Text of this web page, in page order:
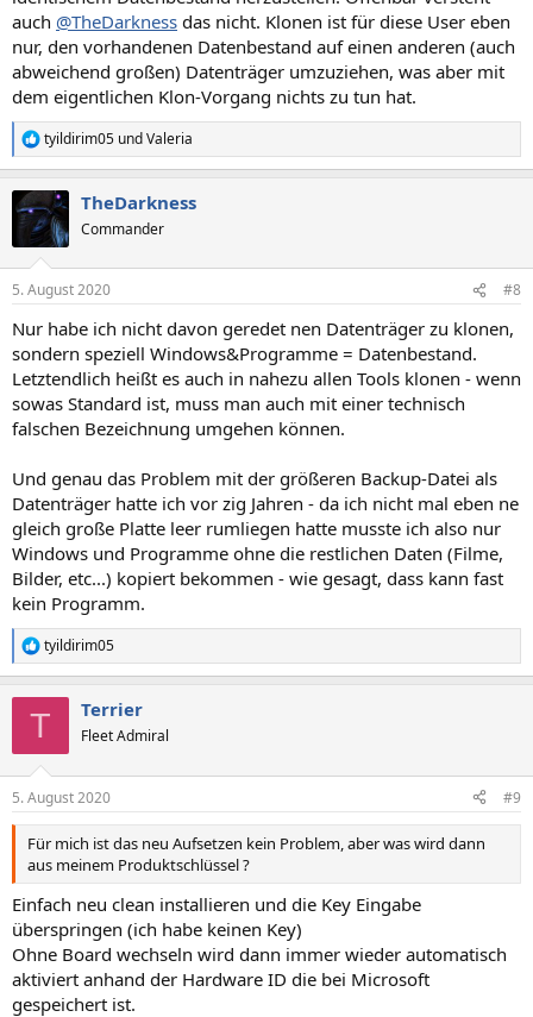
auch @TheDarkness das nicht. Klonen ist für diese User eben
nur, den vorhandenen Datenbestand auf einen anderen (auch
abweichend großen) Datenträger umzuziehen, was aber mit
dem eigentlichen Klon-Vorgang nichts zu tun hat.
R
e
k
t
e
:
tyildirim05 undValeria
TheDarkness
Commander
5. August 2020 #8
Nur habe ich nicht davon geredet nen Datenträger zu klonen,
sondern speziell Windows&Programme = Datenbestand.
Letztendlich heißt es auch in nahezu allen Tools klonen - wenn
sowas Standard ist, muss man auch mit einer technisch
falschen Bezeichnung umgehen können.
Und genau das Problem mit der größeren Backup-Datei als
Datenträger hatte ich vor zig Jahren - da ich nicht mal eben ne
gleich große Platte leer rumliegen hatte musste ich also nur
Windows und Programme ohne die restlichen Daten (Filme,
Bilder, etc...) kopiert bekommen - wie gesagt, dass kann fast
kein Programm.
R
e
e
n
tyildirim05
T Terrier
Fleet Admiral
5. August 2020 #9
Für mich ist das neu Aufsetzen kein Problem, aber was wird dann
aus meinem Produktschlüssel ?
Einfach neu clean installieren und die Key Eingabe
überspringen (ich habe keinen Key)
Ohne Board wechseln wird dann immer wieder automatisch
aktiviert anhand der Hardware ID die bei Microsoft
gespeichert ist.